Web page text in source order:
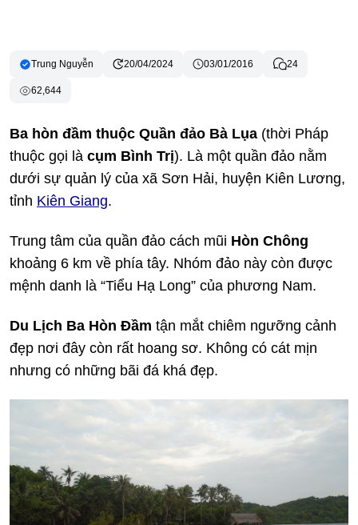
Trung Nguyễn 20/04/2024 03/01/2016 24
62,644
Ba hòn đầm thuộc Quần đảo Bà Lụa (thời Pháp
thuộc gọi là cụm Bình Trị). Là một quần đảo nằm
dưới sự quản lý của xã Sơn Hải, huyện Kiên Lương,
tỉnh Kiên Giang.
Trung tâm của quần đảo cách mũi Hòn Chông
khoảng 6 km về phía tây. Nhóm đảo này còn được
mệnh danh là “Tiểu Hạ Long” của phương Nam.
Du Lịch Ba Hòn Đầm tận mắt chiêm ngưỡng cảnh
đẹp nơi đây còn rất hoang sơ. Không có cát mịn
nhưng có những bãi đá khá đẹp.